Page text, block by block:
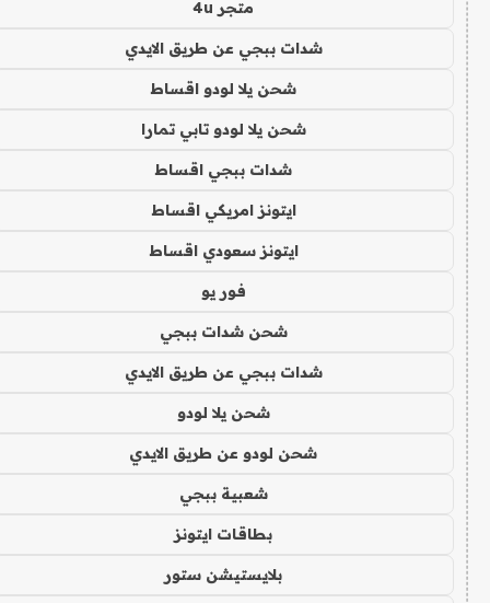
متجر 4u
شدات ببجي عن طريق الايدي
شحن يلا لودو اقساط
شحن يلا لودو تابي تمارا
شدات ببجي اقساط
ايتونز امريكي اقساط
ايتونز سعودي اقساط
فور يو
شحن شدات ببجي
شدات ببجي عن طريق الايدي
شحن يلا لودو
شحن لودو عن طريق الايدي
شعبية ببجي
بطاقات ايتونز
بلايستيشن ستور